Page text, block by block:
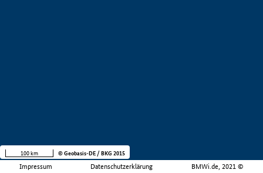
Impressum Datenschutzerklärung BMWi.de, 2021 ©
100 km © Geobasis-DE / BKG 2015